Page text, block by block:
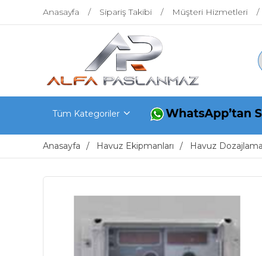
Anasayfa Sipariş Takibi Müşteri Hizmetleri
Tüm Kategoriler
Anasayfa Havuz Ekipmanları Havuz Dozajlama